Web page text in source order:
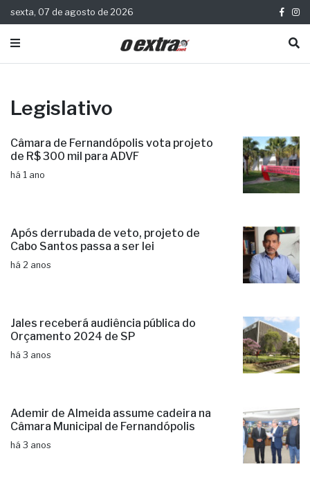
sexta, 07 de agosto de 2026
Legislativo
Câmara de Fernandópolis vota projeto
de R$ 300 mil para ADVF
há 1 ano
Após derrubada de veto, projeto de
Cabo Santos passa a ser lei
há 2 anos
Jales receberá audiência pública do
Orçamento 2024 de SP
há 3 anos
Ademir de Almeida assume cadeira na
Câmara Municipal de Fernandópolis
há 3 anos